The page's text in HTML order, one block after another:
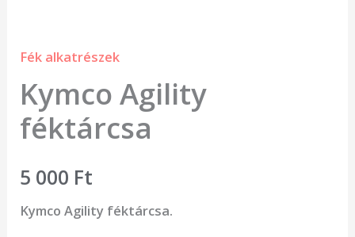
Fék alkatrészek
Kymco Agility
féktárcsa
5 000 Ft
Kymco Agility féktárcsa.